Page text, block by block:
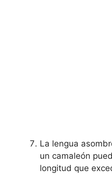
La lengua
un camaleón
longitud que